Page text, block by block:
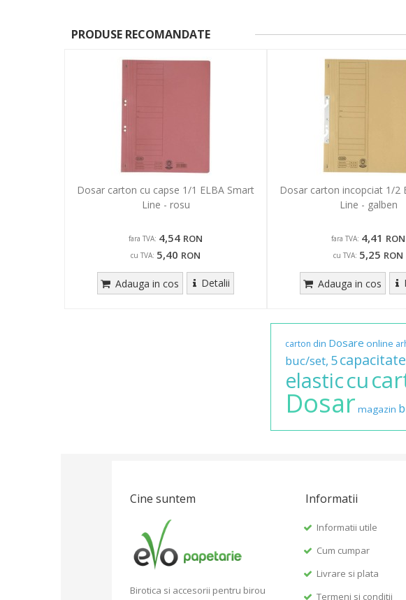
PRODUSE RECOMANDATE
Dosar carton cu capse 1/1 ELBA Smart
Line - rosu
fara TVA: 4,54 RON
cu TVA: 5,40 RON
Adauga in cos Detalii
Dosar carton incopciat 1/2
Line - galben
fara TVA: 4,41 RON
cu TVA: 5,25 RON
Adauga in cos
carton din Dosare online
buc/set, 5
elasticcu
Dosar magazin
Cine suntem
Birotica si accesorii pentru birou
Informatii
Informatii utile
Cum cumpar
Livrare si plata
Termeni si conditii